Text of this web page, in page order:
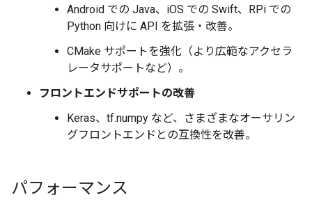
Android での Java、iOS での Swift、RPi での
Python 向けに API を拡張・改善。
CMake サポートを強化（より広範なアクセラ
レータサポートなど）。
フロントエンドサポートの改善
Keras、tf.numpy など、さまざまなオーサリン
グフロントエンドとの互換性を改善。
パフォーマンス